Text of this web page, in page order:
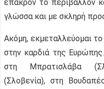
έπακρον το περιβάλλον
γλώσσα και με σκληρή
Ακόμη, εκμεταλλεύομαι το
στην καρδιά της
στη Μπρατισλάβα
(Σλοβενία), στη